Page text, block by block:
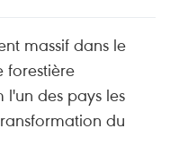
massif dans le
forestière
des pays les
du